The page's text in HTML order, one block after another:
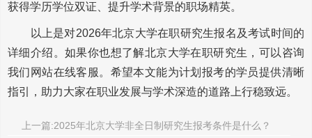
获得学历学位双证、提升学术背景的职场精英。
以上是对2026年北京大学在职研究生报名及考试时间的
详细介绍。如果你也想了解北京大学在职研究生，可以咨询
我们网站在线客服。希望本文能为计划报考的学员提供清晰
指引，助力大家在职业发展与学术深造的道路上行稳致远。
上一篇:2025年北京大学非全日制研究生报考条件是什么？